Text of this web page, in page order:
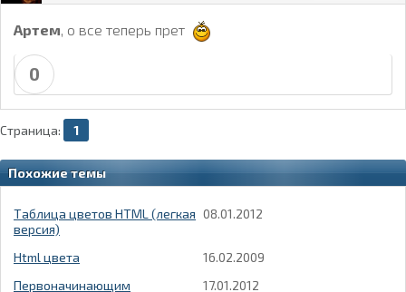
Артем , о все теперь прет
0
Страница: 1
Похожие темы
Таблица цветов HTML (легкая
версия)
08.01.2012
Html цвета
16.02.2009
Первоначинающим
17.01.2012